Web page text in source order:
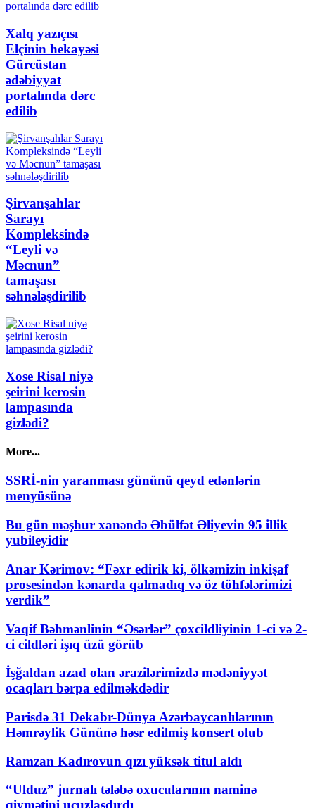
Xalq yazıçısı
Elçinin hekayəsi
Gürcüstan
ədəbiyyat
portalında dərc
edilib
Şirvanşahlar
Sarayı
Kompleksində
“Leyli və
Məcnun”
tamaşası
səhnələşdirilib
Xose Risal niyə
şeirini kerosin
lampasında
gizlədi?
More...
SSRİ-nin yaranması gününü qeyd edənlərin
menyüsünə
Bu gün məşhur xanəndə Əbülfət Əliyevin 95 illik
yubileyidir
Anar Kərimov: “Fəxr edirik ki, ölkəmizin inkişaf
prosesindən kənarda qalmadıq və öz töhfələrimizi
verdik”
Vaqif Bəhmənlinin “Əsərlər” çoxcildliyinin 1-ci və 2-
ci cildləri işıq üzü görüb
İşğaldan azad olan ərazilərimizdə mədəniyyət
ocaqları bərpa edilməkdədir
Parisdə 31 Dekabr-Dünya Azərbaycanlılarının
Həmrəylik Gününə həsr edilmiş konsert olub
Ramzan Kadırovun qızı yüksək titul aldı
“Ulduz” jurnalı tələbə oxucularının naminə